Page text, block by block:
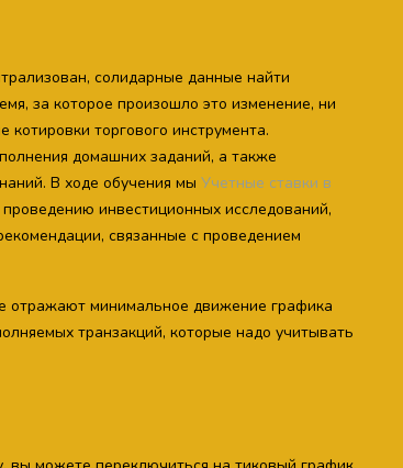
солидарные данные найти
за которое произошло это изменение, ни
торгового инструмента.
домашних заданий, а также
В ходе обучения мы Учетные ставки в
инвестиционных исследований,
связанные с проведением
отражают минимальное движение графика
транзакций, которые надо учитывать